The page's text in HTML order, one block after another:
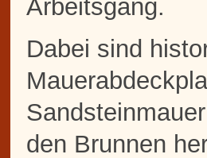
Arbeitsgang.
Dabei sind
den Brunnen